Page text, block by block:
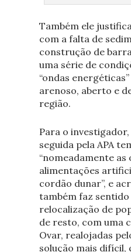
Também ele
com a falta de
construção de
uma série de
“ondas
arenoso, aberto e
região.
Para o
seguida pela APA
“nomeadamente
alimentações
cordão dunar”, e
também faz
relocalização de
de resto, com uma
Ovar, realojadas
solução mais difícil,